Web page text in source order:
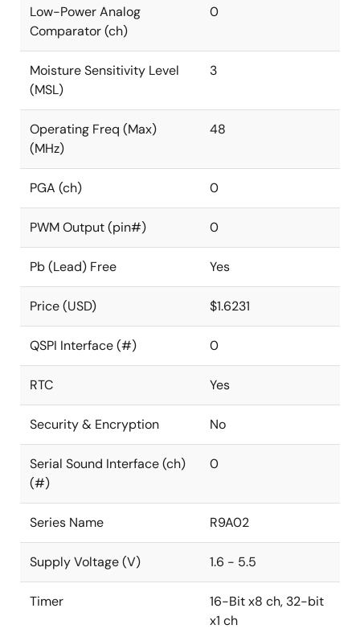
Low-Power Analog
Comparator (ch)
0
Moisture Sensitivity Level
(MSL)
3
Operating Freq (Max)
(MHz)
48
PGA (ch) 0
PWM Output (pin#) 0
Pb (Lead) Free Yes
Price (USD) $1.6231
QSPI Interface (#) 0
RTC Yes
Security & Encryption No
Serial Sound Interface (ch)
(#)
0
Series Name R9A02
Supply Voltage (V) 1.6 - 5.5
Timer
16-Bit x8 ch, 32-bit
x1 ch